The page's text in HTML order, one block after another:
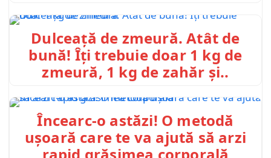
Dulceață de zmeură. Atât de
bună! Îți trebuie doar 1 kg de
zmeură, 1 kg de zahăr și..
Încearc-o astăzi! O metodă
ușoară care te va ajută să arzi